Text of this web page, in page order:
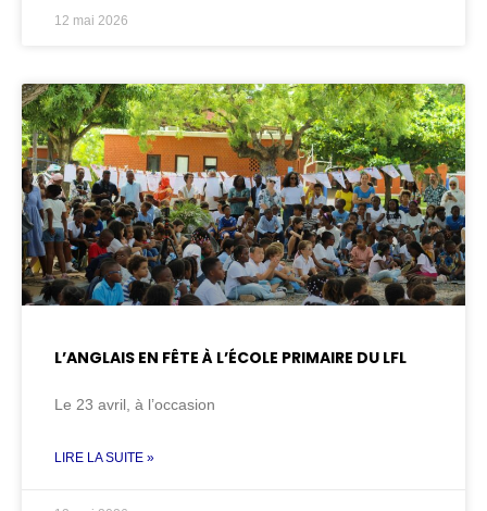
12 mai 2026
L’ANGLAIS EN FÊTE À L’ÉCOLE PRIMAIRE DU LFL
Le 23 avril, à l’occasion
LIRE LA SUITE »